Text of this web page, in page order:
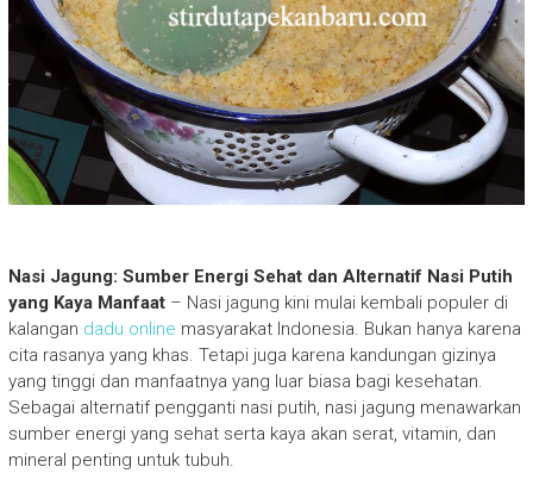
Nasi Jagung: Sumber Energi Sehat dan Alternatif Nasi Putih
yang Kaya Manfaat– Nasi jagung kini mulai kembali populer di
kalangan dadu online masyarakat Indonesia. Bukan hanya karena
cita rasanya yang khas. Tetapi juga karena kandungan gizinya
yang tinggi dan manfaatnya yang luar biasa bagi kesehatan.
Sebagai alternatif pengganti nasi putih, nasi jagung menawarkan
sumber energi yang sehat serta kaya akan serat, vitamin, dan
mineral penting untuk tubuh.